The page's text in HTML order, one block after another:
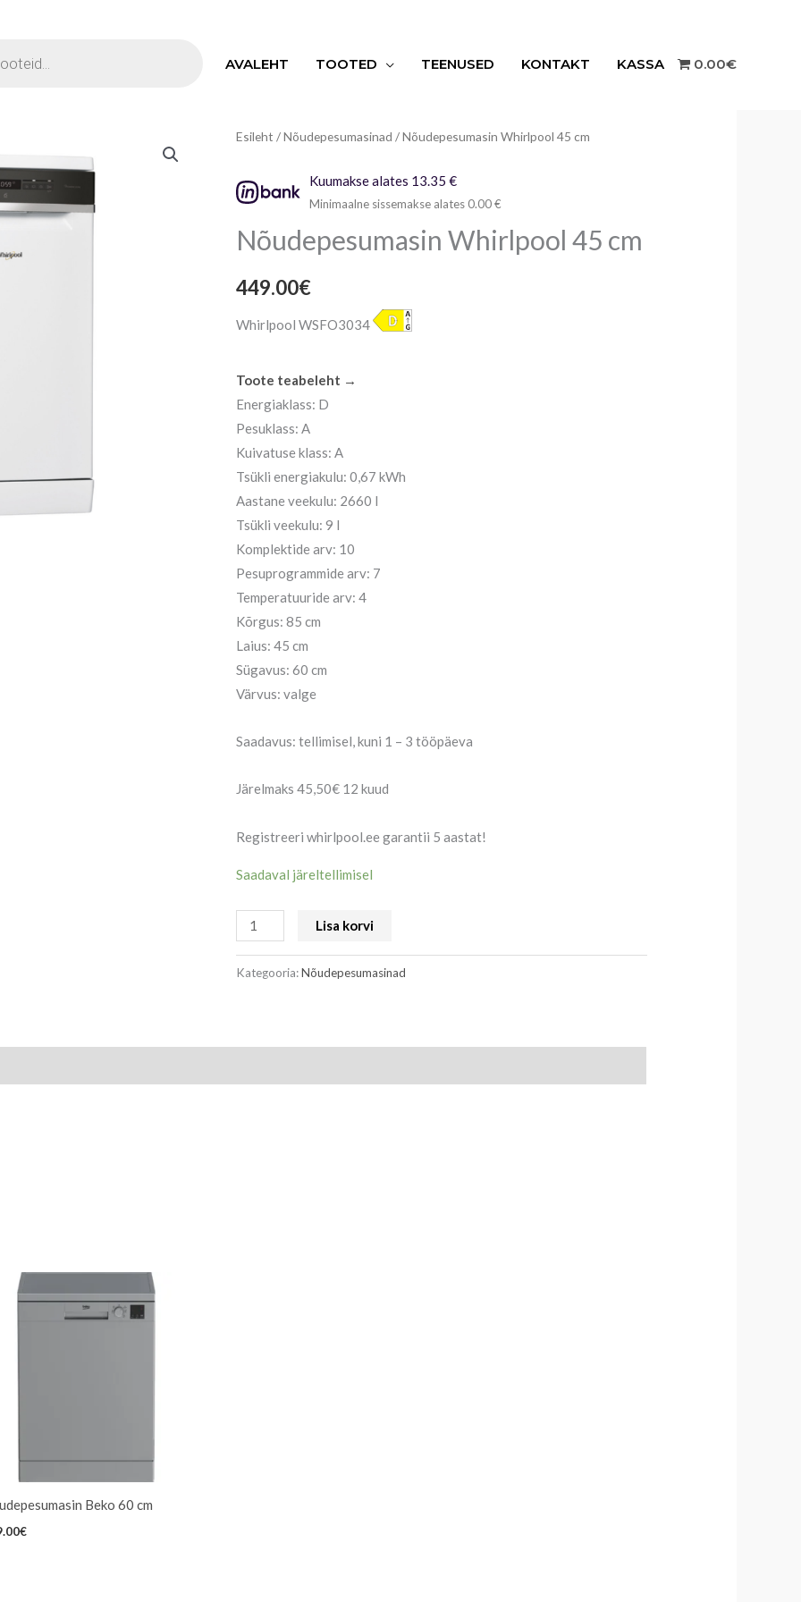
AVALEHT
TOOTED TEENUSED KONTAKT KASSA 0.00€
Esileht /Nõudepesumasinad / Nõudepesumasin Whirlpool 45 cm
Kuumakse alates 13.35 €
Minimaalne sissemakse alates 0.00 €
Nõudepesumasin Whirlpool 45 cm
449.00€
Whirlpool WSFO3034
Toote teabeleht →
Energiaklass: D
Pesuklass: A
Kuivatuse klass: A
Tsükli energiakulu: 0,67 kWh
Aastane veekulu: 2660 l
Tsükli veekulu: 9 l
Komplektide arv: 10
Pesuprogrammide arv: 7
Temperatuuride arv: 4
Kõrgus: 85 cm
Laius: 45 cm
Sügavus: 60 cm
Värvus: valge
Saadavus: tellimisel, kuni 1 – 3 tööpäeva
Järelmaks 45,50€ 12 kuud
Registreeri whirlpool.ee garantii 5 aastat!
Saadaval järeltellimisel
Nõudepesumasin
45
cm
kogus
Lisa korvi
Kategooria:Nõudepesumasinad
Beko 60 cm
€